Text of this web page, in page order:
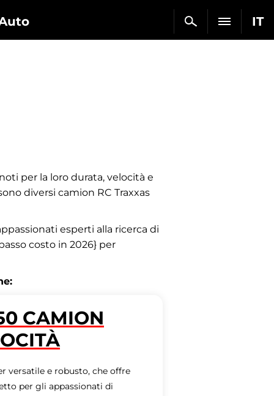
IT
per la loro durata, velocità e
diversi camion RC Traxxas
esperti alla ricerca di
costo in 2026} per
CAMION
versatile e robusto, che offre
per gli appassionati di